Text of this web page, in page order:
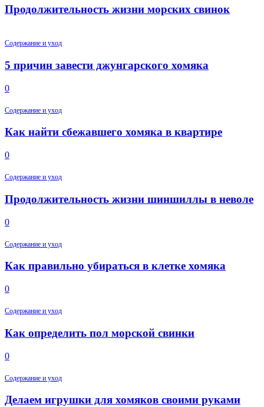
Продолжительность жизни морских свинок
Содержание и уход
5 причин завести джунгарского хомяка
0
Содержание и уход
Как найти сбежавшего хомяка в квартире
0
Содержание и уход
Продолжительность жизни шиншиллы в неволе
0
Содержание и уход
Как правильно убираться в клетке хомяка
0
Содержание и уход
Как определить пол морской свинки
0
Содержание и уход
Делаем игрушки для хомяков своими руками